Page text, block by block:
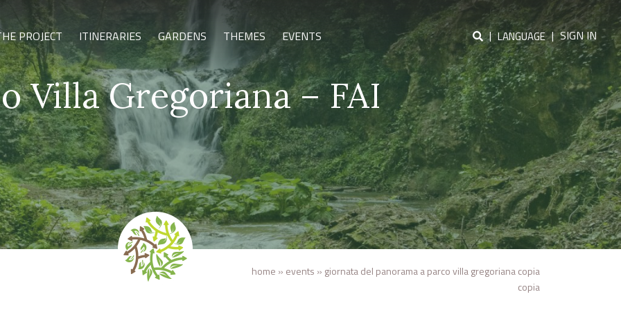
PROJECT ITINERARIES GARDENS THEMES EVENTS | LANGUAGE | SIGN IN
Villa Gregoriana – FAI
home » events » giornata del panorama a parco villa gregoriana copia
copia